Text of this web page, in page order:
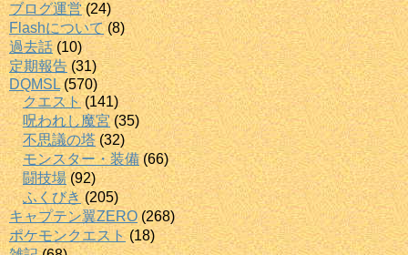
ブログ運営(24)
Flashについて(8)
過去話(10)
定期報告 (31)
DQMSL(570)
クエスト(141)
呪われし魔宮(35)
不思議の塔 (32)
モンスター・装備(66)
闘技場 (92)
ふくびき (205)
キャプテン翼ZERO (268)
ポケモンクエスト (18)